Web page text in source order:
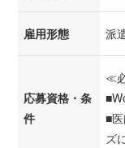
雇用形態 派
応募資格・条
件
≪
■
ズ